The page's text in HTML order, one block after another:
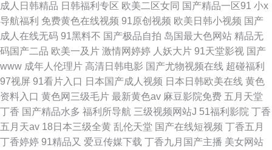
成人日韩精品 日韩福利专区 欧美二区女同 国产精品一区91 小x
导航福利 免费黄色在线视频 91原创视频 欧美日韩小视频 国产
成人在线无码 91黑料不 国产极品自拍 岛国最大色网站 精品无
码国产二品 欧美一及片 激情网婷婷 人妖大片 91天堂影视 国产
www 成年人伦理片 高清日韩电影 国产尤物视频在线 超碰福利
97视屏 91看片入口 日本国产成人视频 日本日韩欧美在线 黄色
资料入口 黄色网三级毛片 最新黄色av 麻豆影院免费 五月天堂
丁香 国产精品水多 福利所导航 三级视频网站J 51福利影院 丁香
五月天av 18日本三级全黄 乱伦天堂 国产在线短视频 丁香五月
丁香婷婷 91精品又 爱豆传媒下载 丁香九月国产主播 美女网站